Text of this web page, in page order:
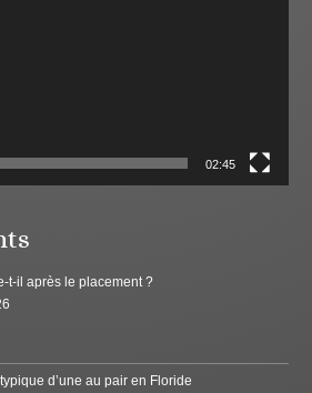
02:45
t-il après le placement ?
d’une au pair en Floride